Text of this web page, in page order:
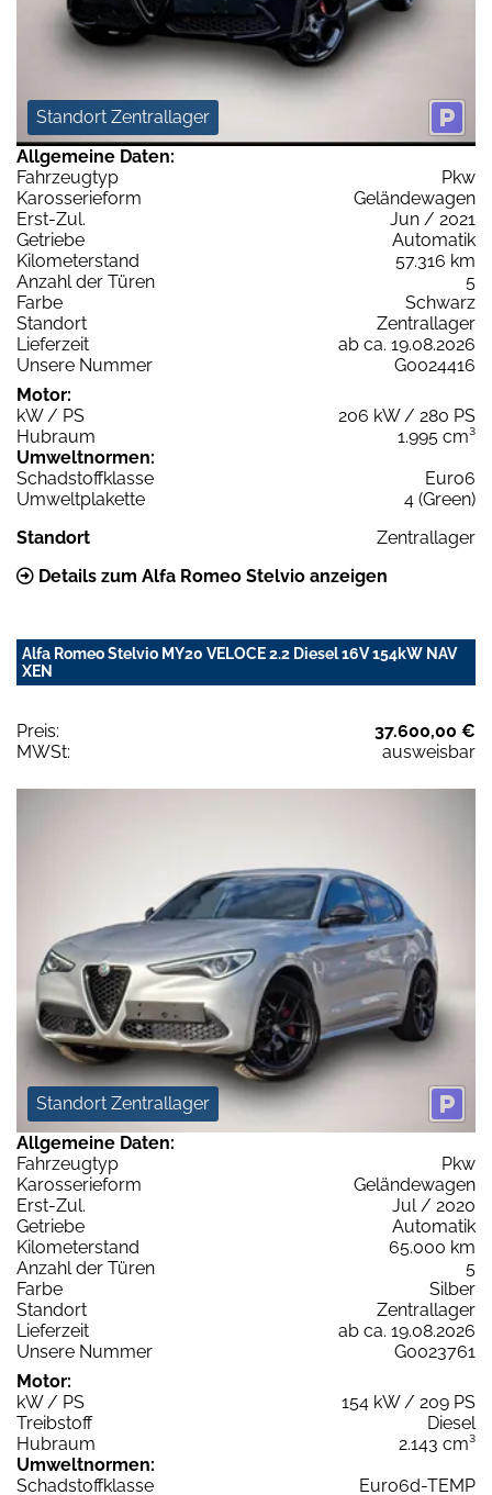
Standort Zentrallager
Allgemeine Daten:
Fahrzeugtyp
Pkw
Karosserieform
Geländewagen
Erst-Zul.
Jun / 2021
Getriebe
Automatik
Kilometerstand
57.316 km
Anzahl der Türen
5
Farbe
Schwarz
Standort
Zentrallager
Lieferzeit
ab ca. 19.08.2026
Unsere Nummer
G0024416
Motor:
kW / PS
206 kW / 280 PS
Hubraum
1.995 cm³
Umweltnormen:
Schadstoffklasse
Euro6
Umweltplakette
4 (Green)
Standort
Zentrallager
Details zum Alfa Romeo Stelvio anzeigen
Alfa Romeo Stelvio MY20 VELOCE 2.2 Diesel 16V 154kW NAV
XEN
Preis:
37.600,00 €
MWSt:
ausweisbar
Standort Zentrallager
Allgemeine Daten:
Fahrzeugtyp
Pkw
Karosserieform
Geländewagen
Erst-Zul.
Jul / 2020
Getriebe
Automatik
Kilometerstand
65.000 km
Anzahl der Türen
5
Farbe
Silber
Standort
Zentrallager
Lieferzeit
ab ca. 19.08.2026
Unsere Nummer
G0023761
Motor:
kW / PS
154 kW / 209 PS
Treibstoff
Diesel
Hubraum
2.143 cm³
Umweltnormen:
Schadstoffklasse
Euro6d-TEMP